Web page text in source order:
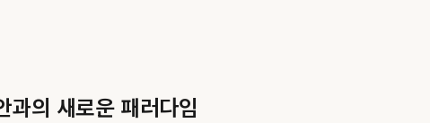
과의 새로운 패러다임